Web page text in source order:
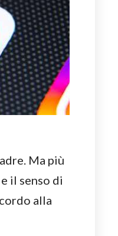
Ma più
il senso di
alla